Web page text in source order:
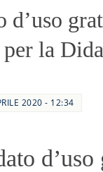
d’uso
la
2020 - 12:34
d’uso